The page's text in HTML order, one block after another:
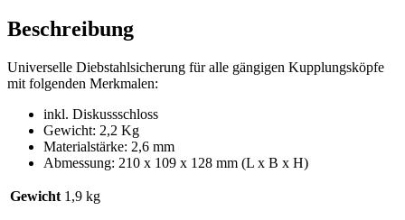
Beschreibung
Universelle Diebstahlsicherung für alle gängigen Kupplungsköpfe
mit folgenden Merkmalen:
inkl. Diskussschloss
Gewicht: 2,2 Kg
Materialstärke: 2,6 mm
Abmessung: 210 x 109 x 128 mm (L x B x H)
Gewicht 1,9 kg